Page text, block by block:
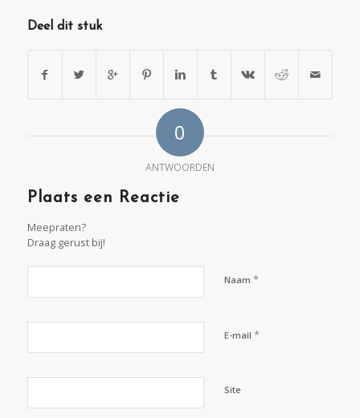
Deel dit stuk
0
ANTWOORDEN
Plaats een Reactie
Meepraten?
Draag gerust bij!
Naam *
E-mail *
Site